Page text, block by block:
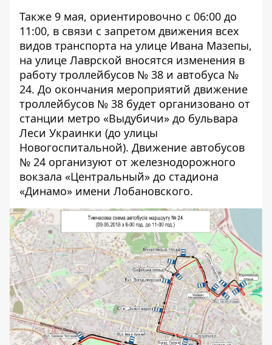
Также 9 мая, ориентировочно с 06:00 до
11:00, в связи с запретом движения всех
видов транспорта на улице Ивана Мазепы,
на улице Лаврской вносятся изменения в
работу троллейбусов № 38 и автобуса №
24. До окончания мероприятий движение
троллейбусов № 38 будет организовано от
станции метро «Выдубичи» до бульвара
Леси Украинки (до улицы
Новогоспитальной). Движение автобусов
№ 24 организуют от железнодорожного
вокзала «Центральный» до стадиона
«Динамо» имени Лобановского.